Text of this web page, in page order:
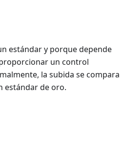
estándar y porque depende
un control
la subida se compara
estándar de oro.